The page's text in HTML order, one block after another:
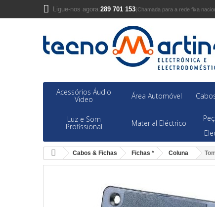
Ligue-nos agora:289 701 153(Chamada para a rede fixa
Acessórios Áudio
Video Área Automóvel
Luz e Som
Profissional Material Eléctrico
Cabos & Fichas Fichas * Coluna